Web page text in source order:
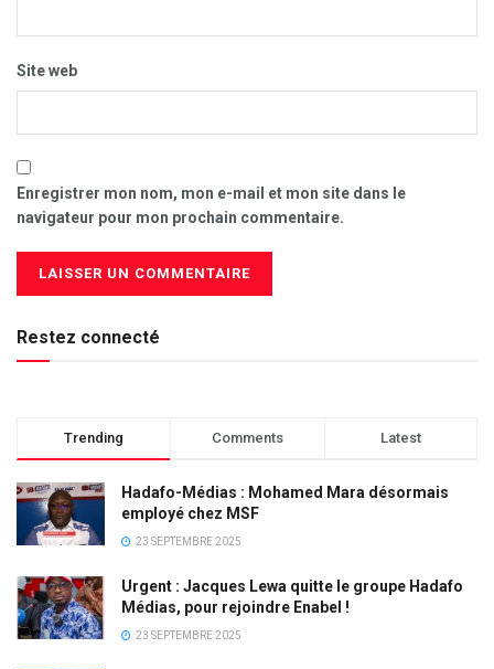
Site web
Enregistrer mon nom, mon e-mail et mon site dans le
navigateur pour mon prochain commentaire.
Restez connecté
Trending Comments Latest
Hadafo-Médias : Mohamed Mara désormais
employé chez MSF
23 SEPTEMBRE 2025
Urgent : Jacques Lewa quitte le groupe Hadafo
Médias, pour rejoindre Enabel !
23 SEPTEMBRE 2025